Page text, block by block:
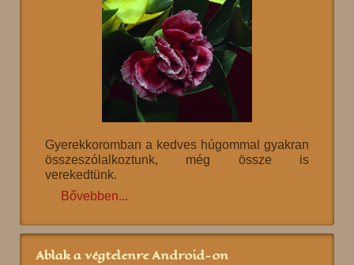
Gyerekkoromban a kedves húgommal gyakran
összeszólalkoztunk, még össze is
verekedtünk.
Bővebben...
Ablak a végtelenre Android-on